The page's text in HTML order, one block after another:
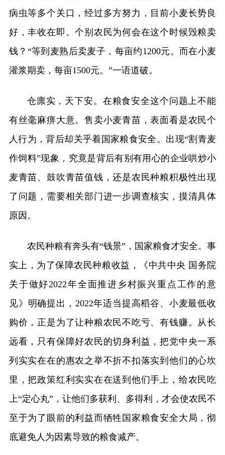
病虫等多个关口，经过多方努力，目前小麦长势良
好，丰收在即。个别农民为何会在这个时候毁粮卖
钱？“等到麦熟后卖麦子，每亩约1200元。而在小麦
灌浆期卖，每亩1500元。”一语道破。
仓廪实，天下安。在粮食安全这个问题上不能
有丝毫麻痹大意。售卖小麦青苗，表面看是农民个
人行为，背后却关乎着国家粮食安全。出现“割青麦
作饲料”现象，究竟是背后有别有用心的企业哄炒小
麦青苗、鼓吹青苗值钱，还是农民种粮积极性出现
了问题，需要相关部门进一步调查核实，摸清具体
原因。
农民种粮有奔头有“钱景”，国家粮食才安全。事
实上，为了保障农民种粮收益，《中共中央 国务院
关于做好2022年全面推进乡村振兴重点工作的意
见》明确提出，2022年适当提高稻谷、小麦最低收
购价，正是为了让种粮农民不吃亏、有钱赚。从长
远看，只有保障好农民的切身利益，把党中央一系
列实实在在的惠农之举不折不扣落实到他们的心坎
里，把政策红利实实在在送到他们手上，给农民吃
上“定心丸”，让他们多获利、多得利，才会使农民不
至于为了眼前的利益而牺牲国家粮食安全大局，彻
底避免人为因素导致的粮食减产。